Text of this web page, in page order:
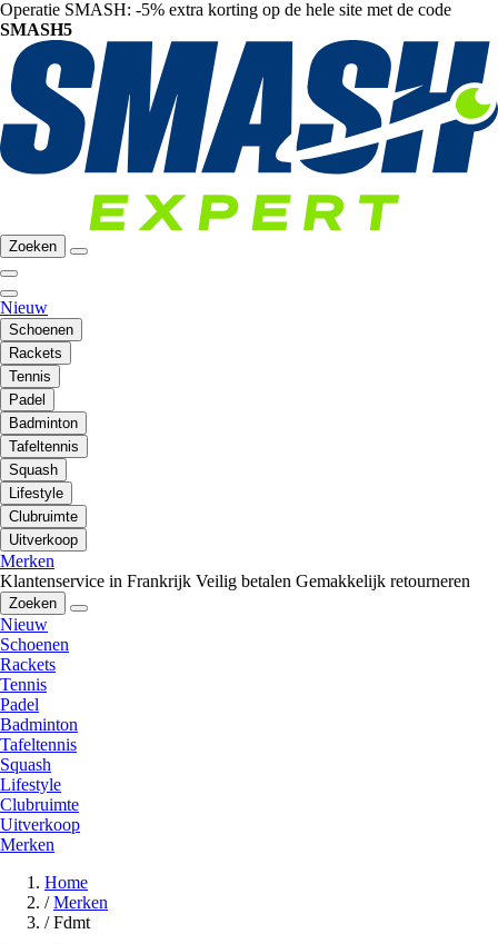
Operatie SMASH: -5% extra korting op de hele site met de code
SMASH5
Zoeken
Nieuw
Schoenen
Rackets
Tennis
Padel
Badminton
Tafeltennis
Squash
Lifestyle
Clubruimte
Uitverkoop
Merken
Klantenservice in Frankrijk Veilig betalen Gemakkelijk retourneren
Zoeken
Nieuw
Schoenen
Rackets
Tennis
Padel
Badminton
Tafeltennis
Squash
Lifestyle
Clubruimte
Uitverkoop
Merken
Home
/ Merken
/ Fdmt